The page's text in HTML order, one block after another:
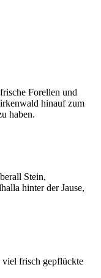
Forellen und
hinauf zum
haben.
Stein,
hinter der Jause,
viel frisch gepflückte